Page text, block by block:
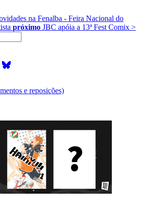
na Fenalba - Feira Nacional do
próximo JBC apóia a 13ª Fest Comix >
e reposições)